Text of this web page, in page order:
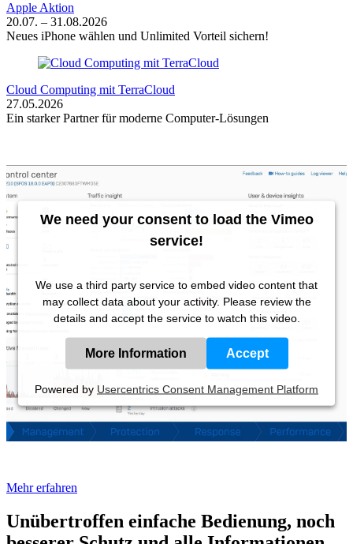
Apple Aktion
20.07. – 31.08.2026
Neues iPhone wählen und Unlimited Vorteil sichern!
Cloud Computing mit TerraCloud
27.05.2026
Ein starker Partner für moderne Computer-Lösungen
We need your consent to load the Vimeo
service!
We use a third party service to embed video content that
may collect data about your activity. Please review the
details and accept the service to watch this video.
More Information Accept
Powered by Usercentrics Consent Management Platform
Mehr erfahren
Unübertroffen einfache Bedienung, noch